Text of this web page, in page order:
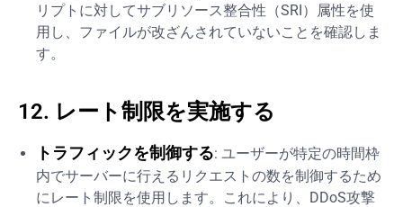
リプトに対してサブリソース整合性（SRI）属性を使
用し、ファイルが改ざんされていないことを確認しま
す。
12. レート制限を実施する
トラフィックを制御する: ユーザーが特定の時間枠
内でサーバーに行えるリクエストの数を制御するため
にレート制限を使用します。これにより、DDoS攻撃